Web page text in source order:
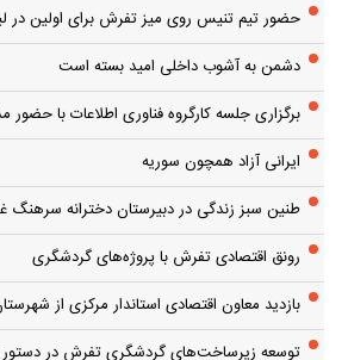
حضور تیم تنیس روی میز تفرش برای اولین
دشمن به آشوب داخلی امید بسته است
برگزاری جلسه کارگروه فناوری اطلاعات با حضور
ایرانی آزاد همچون سوریه
طنین سبز زندگی در دبیرستان دخترانه سرهنگ
رونق اقتصادی تفرش با پروژه‌های گردشگری
بازدید معاون اقتصادی استاندار مرکزی از
توسعه زیرساخت‌های گردشگری تفرش در دستور